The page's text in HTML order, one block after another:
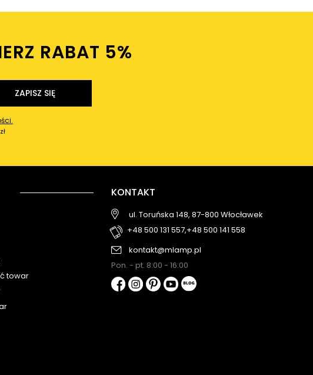
RABAT 5%ㅤ
ZAPISZ SIĘ
towar
KONTAKT
ul. Toruńska 148, 87-800 Włocławek
+48 500 131 557,+48 500 141 558
kontakt@mlamp.pl
Pon. - pt. 8:00 - 16:00